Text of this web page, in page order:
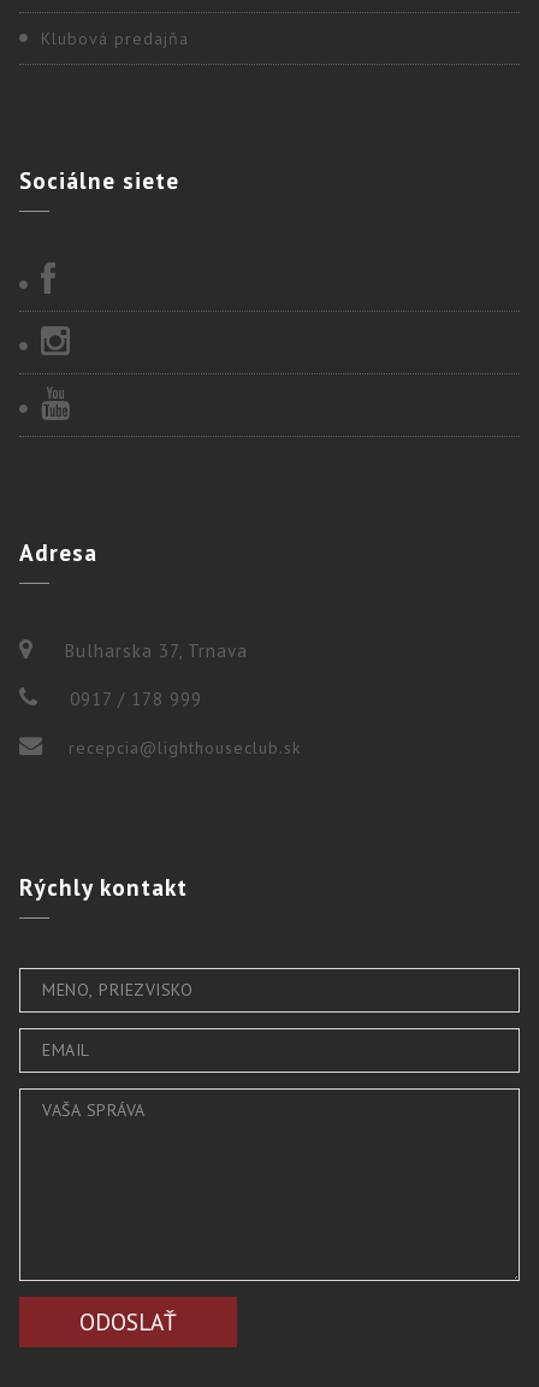
Klubová predajňa
Sociálne siete
Adresa
Bulharska 37, Trnava
0917 / 178 999
recepcia@lighthouseclub.sk
Rýchlykontakt